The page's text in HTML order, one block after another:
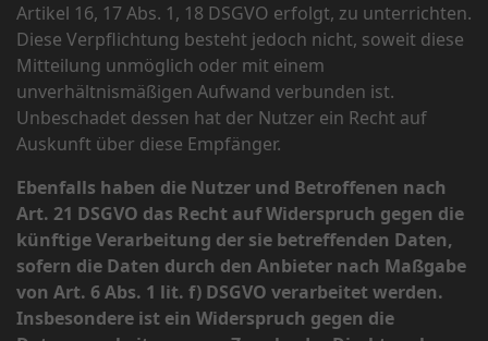
Artikel 16, 17 Abs. 1, 18 DSGVO erfolgt, zu unterrichten.
Diese Verpflichtung besteht jedoch nicht, soweit diese
Mitteilung unmöglich oder mit einem
unverhältnismäßigen Aufwand verbunden ist.
Unbeschadet dessen hat der Nutzer ein Recht auf
Auskunft über diese Empfänger.
Ebenfalls haben die Nutzer und Betroffenen nach
Art. 21 DSGVO das Recht auf Widerspruch gegen die
künftige Verarbeitung der sie betreffenden Daten,
sofern die Daten durch den Anbieter nach Maßgabe
von Art. 6 Abs. 1 lit. f) DSGVO verarbeitet werden.
Insbesondere ist ein Widerspruch gegen die